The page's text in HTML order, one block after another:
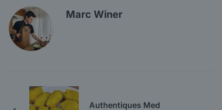
Marc Winer
Authentiques Med